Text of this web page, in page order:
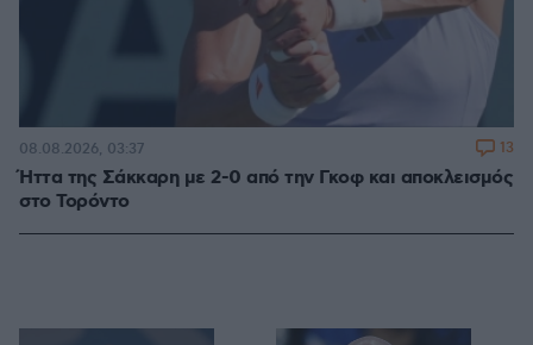
Ήττα της Σάκκαρη με 2-0 από την Γκοφ και αποκλεισμός
στο Τορόντο
08.08.2026, 03:37 13